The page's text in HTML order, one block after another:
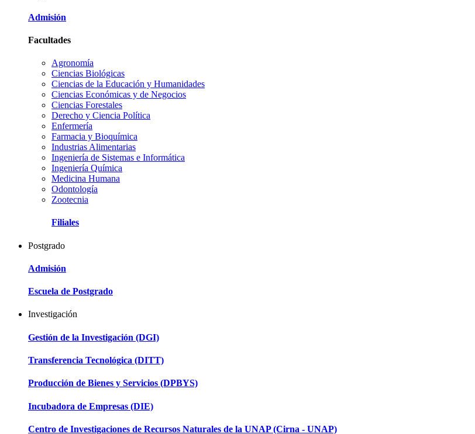
Admisión
Facultades
Agronomía
Ciencias Biológicas
Ciencias de la Educación y Humanidades
Ciencias Económicas y de Negocios
Ciencias Forestales
Derecho y Ciencia Política
Enfermería
Farmacia y Bioquímica
Industrias Alimentarias
Ingeniería de Sistemas e Informática
Ingeniería Química
Medicina Humana
Odontología
Zootecnia
Filiales
Postgrado
Admisión
Escuela de Postgrado
Investigación
Gestión de la Investigación (DGI)
Transferencia Tecnológica (DITT)
Producción de Bienes y Servicios (DPBYS)
Incubadora de Empresas (DIE)
Centro de Investigaciones de Recursos Naturales de la UNAP (Cirna - UNAP)